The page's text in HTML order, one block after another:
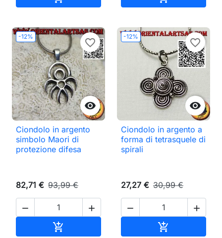
-12%

favorite_border
Ciondolo in argento
simbolo Maori di
protezione difesa
82,71 € 93,99 €
 

-12%

favorite_border
Ciondolo in argento a
forma di tetrasquele di
spirali
27,27 € 30,99 €
 
